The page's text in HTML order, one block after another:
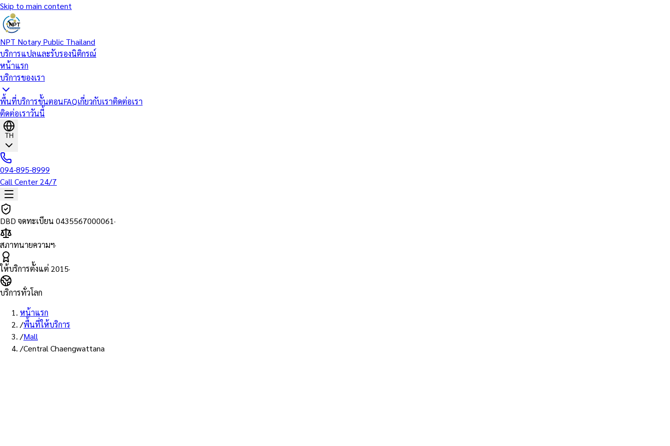
Skip to main content
NPT Notary Public Thailand
บริการแปลและรับรองนิติกรณ์
หน้าแรก
บริการของเรา
พื้นที่บริการขั้นตอนFAQเกี่ยวกับเราติดต่อเรา
ติดต่อเราวันนี้
TH
094-895-8999
Call Center 24/7
DBD จดทะเบียน 0435567000061·
สภาทนายความฯ·
ให้บริการตั้งแต่ 2015·
บริการทั่วโลก
หน้าแรก
/พื้นที่ให้บริการ
/Mall
/Central Chaengwattana